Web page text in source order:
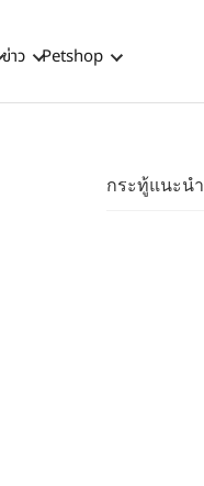
ข่าว Petshop
กระทู้แนะนำ